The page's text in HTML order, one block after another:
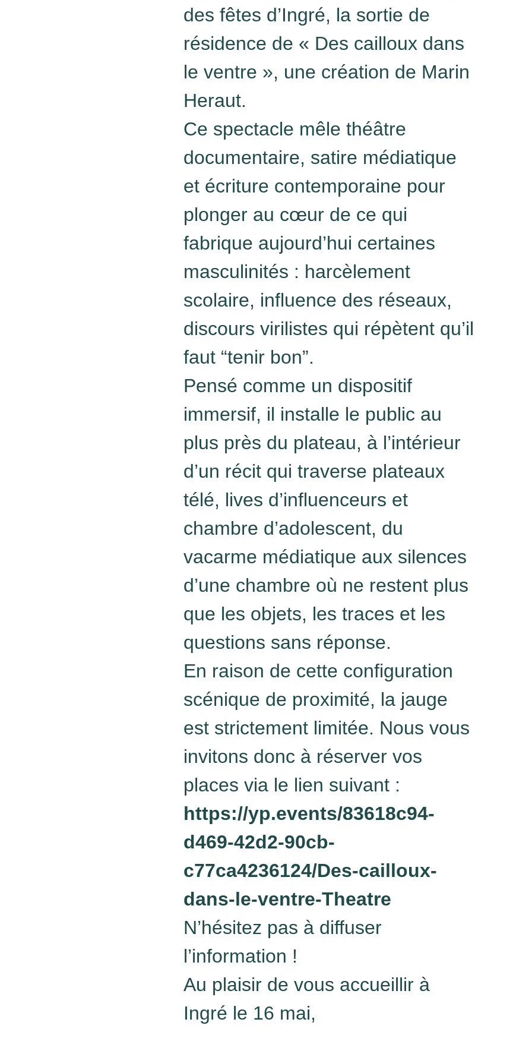
des fêtes d’Ingré, la sortie de
résidence de « Des cailloux dans
le ventre », une création de Marin
Heraut.
Ce spectacle mêle théâtre
documentaire, satire médiatique
et écriture contemporaine pour
plonger au cœur de ce qui
fabrique aujourd’hui certaines
masculinités : harcèlement
scolaire, influence des réseaux,
discours virilistes qui répètent qu’il
faut “tenir bon”.
Pensé comme un dispositif
immersif, il installe le public au
plus près du plateau, à l’intérieur
d’un récit qui traverse plateaux
télé, lives d’influenceurs et
chambre d’adolescent, du
vacarme médiatique aux silences
d’une chambre où ne restent plus
que les objets, les traces et les
questions sans réponse.
En raison de cette configuration
scénique de proximité, la jauge
est strictement limitée. Nous vous
invitons donc à réserver vos
places via le lien suivant :
https://yp.events/83618c94-
d469-42d2-90cb-
c77ca4236124/Des-cailloux-
dans-le-ventre-Theatre
N’hésitez pas à diffuser
l’information !
Au plaisir de vous accueillir à
Ingré le 16 mai,